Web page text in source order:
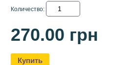
Количество:
270.00 грн
Купить